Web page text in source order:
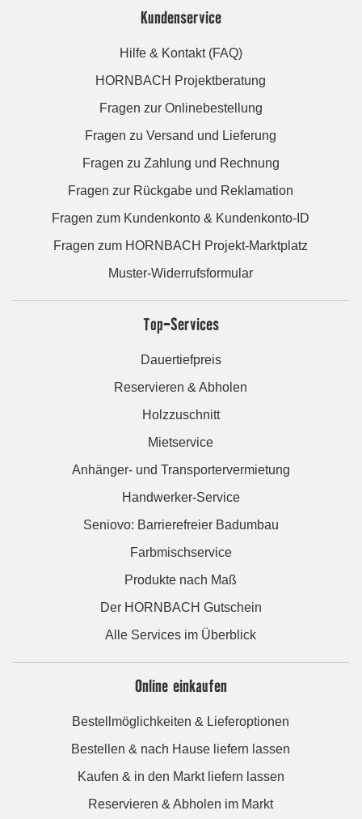
Kundenservice
Hilfe & Kontakt (FAQ)
HORNBACH Projektberatung
Fragen zur Onlinebestellung
Fragen zu Versand und Lieferung
Fragen zu Zahlung und Rechnung
Fragen zur Rückgabe und Reklamation
Fragen zum Kundenkonto & Kundenkonto-ID
Fragen zum HORNBACH Projekt-Marktplatz
Muster-Widerrufsformular
Top-Services
Dauertiefpreis
Reservieren & Abholen
Holzzuschnitt
Mietservice
Anhänger- und Transportervermietung
Handwerker-Service
Seniovo: Barrierefreier Badumbau
Farbmischservice
Produkte nach Maß
Der HORNBACH Gutschein
Alle Services im Überblick
Online einkaufen
Bestellmöglichkeiten & Lieferoptionen
Bestellen & nach Hause liefern lassen
Kaufen & in den Markt liefern lassen
Reservieren & Abholen im Markt